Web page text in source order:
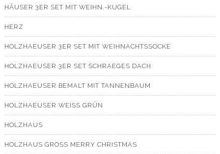
HÄUSER 3ER SET MIT WEIHN.-KUGEL
HERZ
HOLZHAEUSER 3ER SET MIT WEIHNACHTSSOCKE
HOLZHAEUSER 3ER SET SCHRAEGES DACH
HOLZHAEUSER BEMALT MIT TANNENBAUM
HOLZHAEUSER WEISS GRÜN
HOLZHAUS
HOLZHAUS GROSS MERRY CHRISTMAS